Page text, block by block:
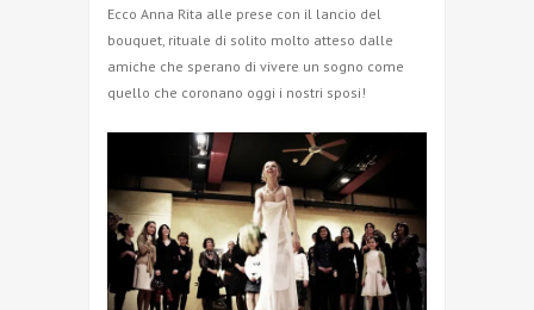
Ecco Anna Rita alle prese con il lancio del
bouquet, rituale di solito molto atteso dalle
amiche che sperano di vivere un sogno come
quello che coronano oggi i nostri sposi!